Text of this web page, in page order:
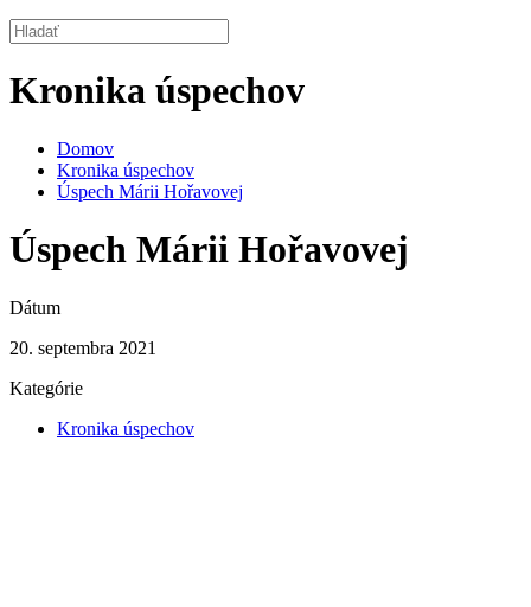
Kronika úspechov
Domov
Kronika úspechov
Úspech Márii Hořavovej
Úspech Márii Hořavovej
Dátum
20. septembra 2021
Kategórie
Kronika úspechov